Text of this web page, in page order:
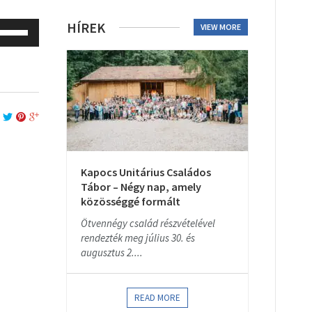
Down
HÍREK VIEW MORE
Kapocs Unitárius Családos
Tábor – Négy nap, amely
közösséggé formált
Ötvennégy család részvételével
rendezték meg július 30. és
augusztus 2....
READ MORE